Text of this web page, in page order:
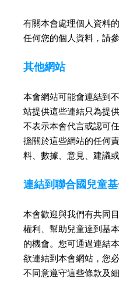
有關本會處理個人資料
任何您的個人資料，請
其他網站
本會網站可能會連結到
站提供這些連結只為提
不表示本會代言或認可
擔關於這些網站的任何
料、數據、意見、建議
連結到聯合國兒童
本會歡迎與我們有共同
權利、幫助兒童達到基
的機會。您可通過連結
欲連結到本會網站，您
不同意遵守這些條款及